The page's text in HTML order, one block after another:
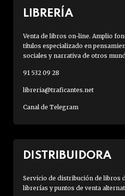
LIBRERÍA
Venta de libros on-line. Amplio
títulos especializado en
sociales y narrativa de otros
91 532 09 28
libreria@traficantes.net
Canal de Telegram
DISTRIBUIDORA
Servicio de distribución de libros
librerías y puntos de venta